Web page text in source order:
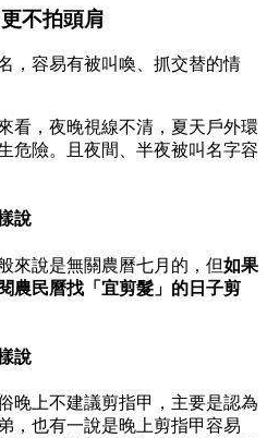
不拍頭肩
，容易有被叫喚、抓交替的情
看，夜晚視線不清，夏天戶外環
危險。且夜間、半夜被叫名字容
說
來說是無關農曆七月的，但如果
農民曆找「宜剪髮」的日子剪
說
晚上不建議剪指甲，主要是認為
，也有一說是晚上剪指甲容易